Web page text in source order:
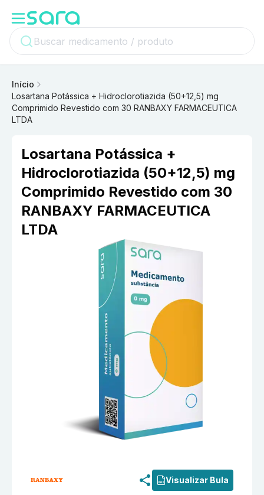
Início
Losartana Potássica + Hidroclorotiazida (50+12,5) mg
Comprimido Revestido com 30 RANBAXY FARMACEUTICA
LTDA
Losartana Potássica +
Hidroclorotiazida (50+12,5) mg
Comprimido Revestido com 30
RANBAXY FARMACEUTICA
LTDA
Visualizar Bula